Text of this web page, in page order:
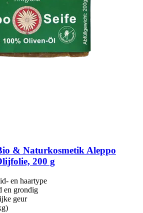
& Naturkosmetik Aleppo
200 g
en haartype
en grondig
geur